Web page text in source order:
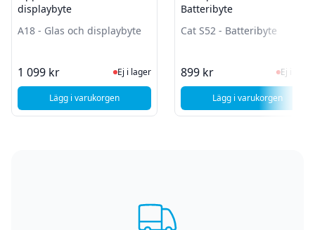
displaybyte
A18 - Glas och displaybyte
1 099 kr Ej i lager, besök produktsidan för
Ej i lager
Lägg i varukorgen, Oppo A18 - Glas och displaybyte
Batteribyte
Cat S52 - Batteribyte
899 kr Ej i
Ej i lager
Lägg i varukorgen
, Caterpillar Cat